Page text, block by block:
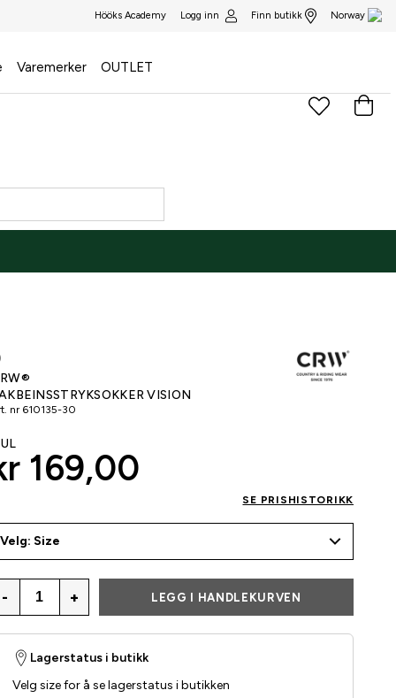
Hööks Academy Logg inn Finn butikk Norway
Varemerker OUTLET
VISION
nr 610135-30
169,00
SE PRISHISTORIKK
Velg: Size
- + LEGG I HANDLEKURVEN
Lagerstatus i butikk
Velg size for å se lagerstatus i butikken